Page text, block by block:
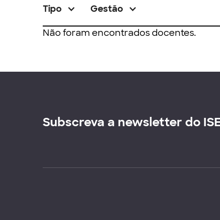
Tipo Gestão
Não foram encontrados docentes.
Subscreva a newsletter do